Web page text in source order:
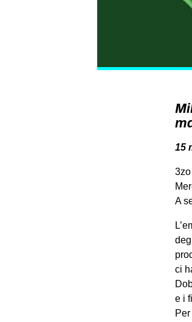
15
A
ci
e i